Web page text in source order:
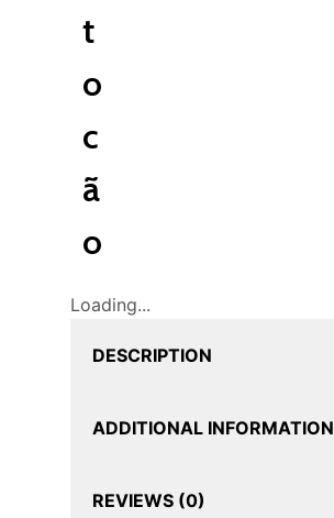
t
o
c
ã
o
Loading...
DESCRIPTION
ADDITIONAL INFORMATION
REVIEWS (0)